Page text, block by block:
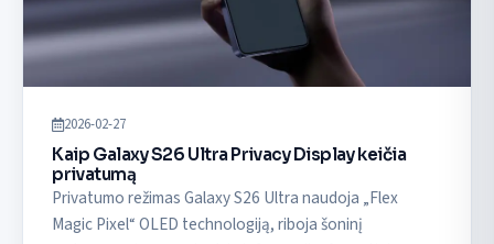
2026-02-27
Kaip Galaxy S26 Ultra Privacy Display keičia
privatumą
Privatumo režimas Galaxy S26 Ultra naudoja „Flex
Magic Pixel“ OLED technologiją, riboja šoninį